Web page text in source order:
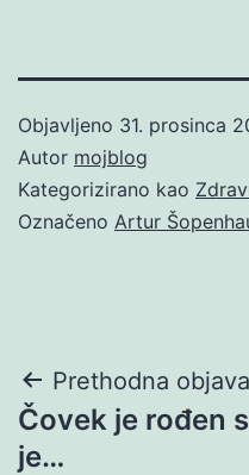
Objavljeno 31. prosinca
Autor mojblog
Kategorizirano kao
Označeno Artur
Navigacija
objava
Prethodna objava
Čovek je rođen
je…